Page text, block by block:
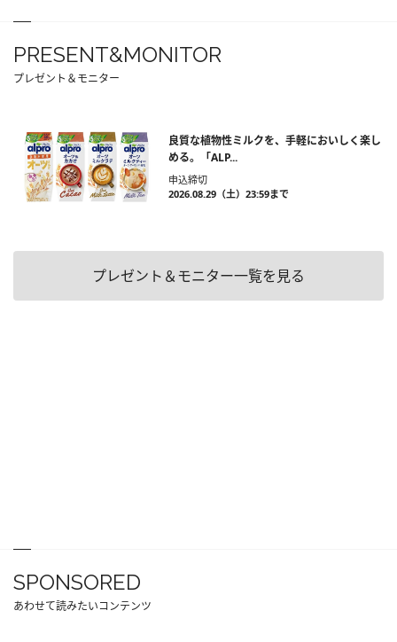
PRESENT&MONITOR
プレゼント＆モニター
良質な植物性ミルクを、手軽においしく楽し
める。「ALP...
申込締切
2026.08.29（土）23:59まで
プレゼント＆モニター一覧を見る
SPONSORED
あわせて読みたいコンテンツ